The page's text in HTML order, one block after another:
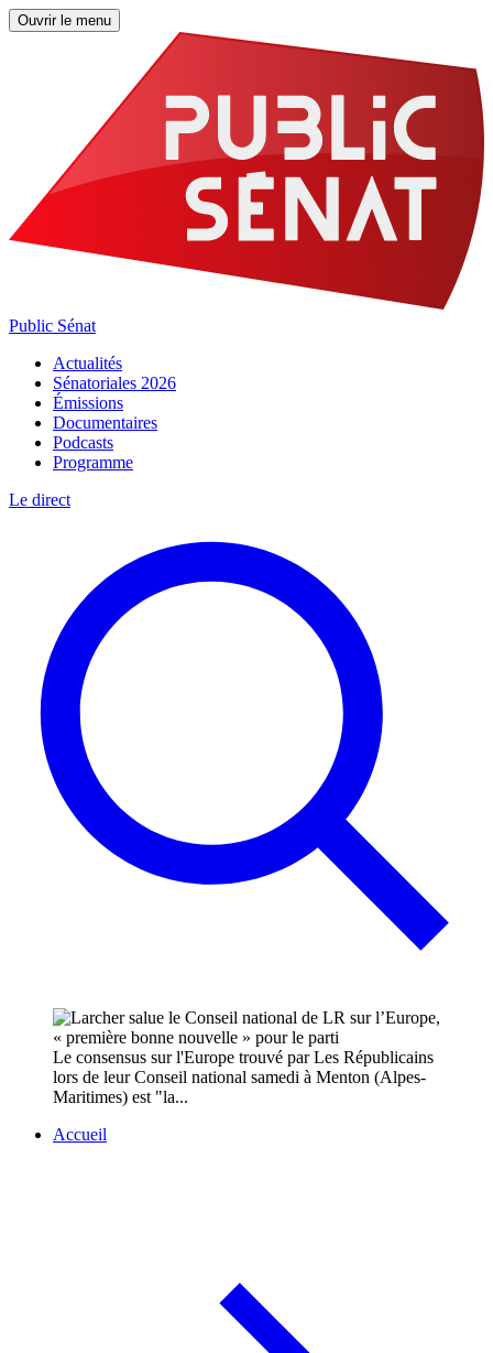
Ouvrir le menu
Public Sénat
Actualités
Sénatoriales 2026
Émissions
Documentaires
Podcasts
Programme
Le direct
Le consensus sur l'Europe trouvé par Les Républicains
lors de leur Conseil national samedi à Menton (Alpes-
Maritimes) est "la...
Accueil